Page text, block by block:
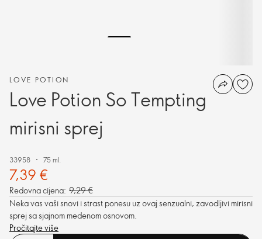
LOVE POTION
Love Potion So Tempting
mirisni sprej
33958 75 ml.
7,39 €
Redovna cijena: 9,29 €
Neka vas vaši snovi i strast ponesu uz ovaj senzualni, zavodljivi mirisni
sprej sa sjajnom medenom osnovom.
Pročitajte više